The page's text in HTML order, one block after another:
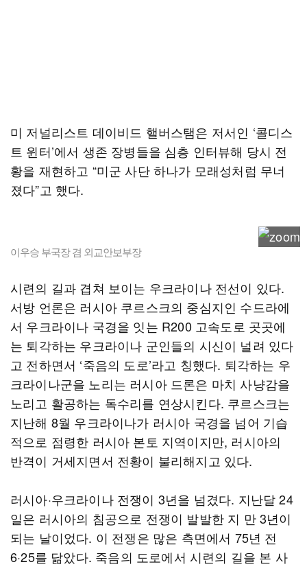
미 저널리스트 데이비드 핼버스탬은 저서인 ‘콜디스
트 윈터’에서 생존 장병들을 심층 인터뷰해 당시 전
황을 재현하고 “미군 사단 하나가 모래성처럼 무너
졌다”고 했다.
이우승 부국장 겸 외교안보부장
시련의 길과 겹쳐 보이는 우크라이나 전선이 있다.
서방 언론은 러시아 쿠르스크의 중심지인 수드라에
서 우크라이나 국경을 잇는 R200 고속도로 곳곳에
는 퇴각하는 우크라이나 군인들의 시신이 널려 있다
고 전하면서 ‘죽음의 도로’라고 칭했다. 퇴각하는 우
크라이나군을 노리는 러시아 드론은 마치 사냥감을
노리고 활공하는 독수리를 연상시킨다. 쿠르스크는
지난해 8월 우크라이나가 러시아 국경을 넘어 기습
적으로 점령한 러시아 본토 지역이지만, 러시아의
반격이 거세지면서 전황이 불리해지고 있다.
러시아·우크라이나 전쟁이 3년을 넘겼다. 지난달 24
일은 러시아의 침공으로 전쟁이 발발한 지 만 3년이
되는 날이었다. 이 전쟁은 많은 측면에서 75년 전
6·25를 닮았다. 죽음의 도로에서 시련의 길을 본 사